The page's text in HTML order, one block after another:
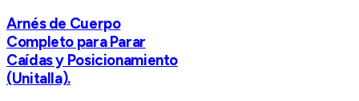
Arnés de Cuerpo
Completo para Parar
Caídas y Posicionamiento
(Unitalla).